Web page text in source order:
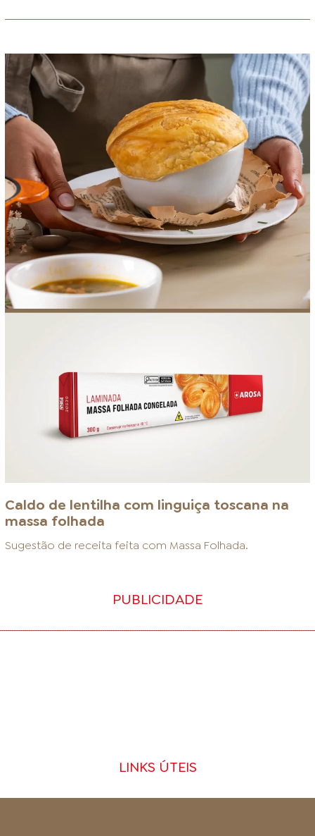
Caldo de lentilha com linguiça toscana na
massa folhada
Sugestão de receita feita com Massa Folhada.
PUBLICIDADE
LINKS ÚTEIS